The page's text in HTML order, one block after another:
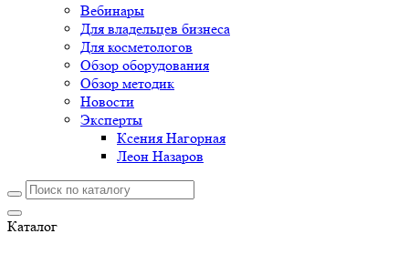
Вебинары
Для владельцев бизнеса
Для косметологов
Обзор оборудования
Обзор методик
Новости
Эксперты
Ксения Нагорная
Леон Назаров
Каталог